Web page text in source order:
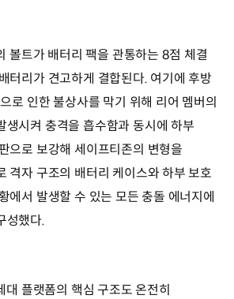
볼트가 배터리 팩을 관통하는 8점 체결
터리가 견고하게 결합된다. 여기에 후방
로 인한 불상사를 막기 위해 리어 멤버의
생시켜 충격을 흡수함과 동시에 하부
으로 보강해 세이프티존의 변형을
격자 구조의 배터리 케이스와 하부 보호
에서 발생할 수 있는 모든 충돌 에너지에
성했다.
대 플랫폼의 핵심 구조도 온전히